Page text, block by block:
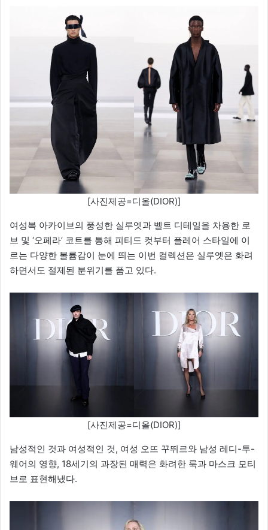
[사진제공=디올(DIOR)]
여성복 아카이브의 풍성한 실루엣과 벨트 디테일을 차용한 로
브 및 ‘오페라’ 코트를 통해 피티드 컷부터 플레어 스타일에 이
르는 다양한 볼륨감이 눈에 띄는 이번 컬렉션은 실루엣은 화려
하면서도 절제된 분위기를 품고 있다.
[사진제공=디올(DIOR)]
남성적인 것과 여성적인 것, 여성 오뜨 꾸뛰르와 남성 레디-투-
웨어의 영향, 18세기의 과장된 매력은 화려한 룩과 마스크 모티
브로 표현해냈다.